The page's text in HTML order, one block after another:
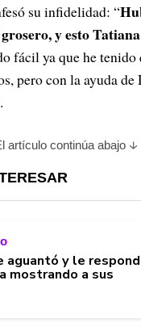
su infidelidad: “
y esto
fácil ya que he tenido
pero con la ayuda de
artículo continúa abajo
aguantó y le
mostrando a sus